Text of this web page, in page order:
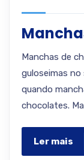
Manchas de
guloseimas
quando
chocolates.
Ler mais